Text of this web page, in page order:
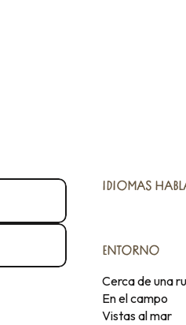
IDIOMAS
IDIOMAS
ENTORNO
ENTORNO
Cerca de una
En el campo
Vistas al mar